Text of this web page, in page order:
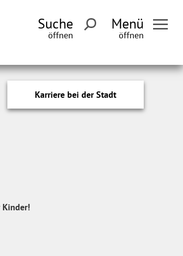
Suche Menü
Karriere bei der Stadt